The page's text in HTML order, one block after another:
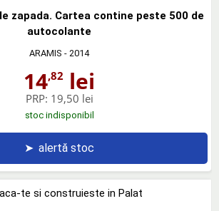
zapada. Cartea contine peste 500 de
autocolante
ARAMIS - 2014
14,82 lei
PRP: 19,50 lei
stoc indisponibil
➤ alertă stoc